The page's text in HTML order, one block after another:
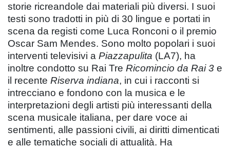
storie ricreandole dai materiali più diversi. I suoi
testi sono tradotti in più di 30 lingue e portati in
scena da registi come Luca Ronconi o il premio
Oscar Sam Mendes. Sono molto popolari i suoi
interventi televisivi a Piazzapulita (LA7), ha
inoltre condotto su Rai Tre Ricomincio da Rai 3 e
il recente Riserva indiana, in cui i racconti si
intrecciano e fondono con la musica e le
interpretazioni degli artisti più interessanti della
scena musicale italiana, per dare voce ai
sentimenti, alle passioni civili, ai diritti dimenticati
e alle tematiche sociali di attualità. Ha